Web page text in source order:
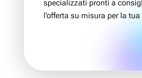
specializzati pronti a
l’offerta su misura per la